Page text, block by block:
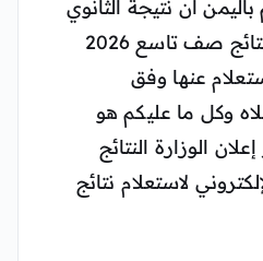
باليمن أن نتيجة الثانوي
العام اليمني وكذلك نتائج صف تاسع 2026
عنها وفق
وكل ما عليكم هو
الوزارة النتائج
لاستعلام نتائج